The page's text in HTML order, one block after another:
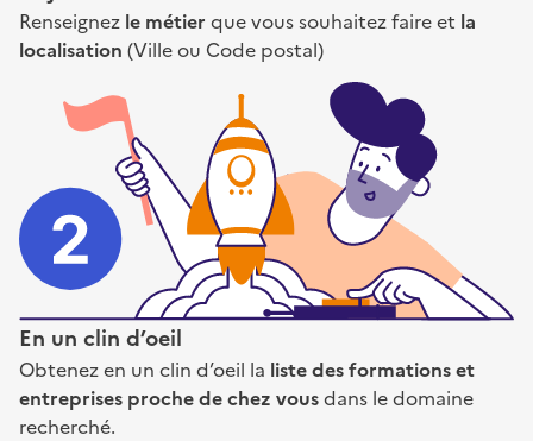
Renseignez le métier que vous souhaitez faire et la
localisation (Ville ou Code postal)
En un clin d’oeil
Obtenez en un clin d’oeil la liste des formations et
entreprises proche de chez vousdans le domaine
recherché.